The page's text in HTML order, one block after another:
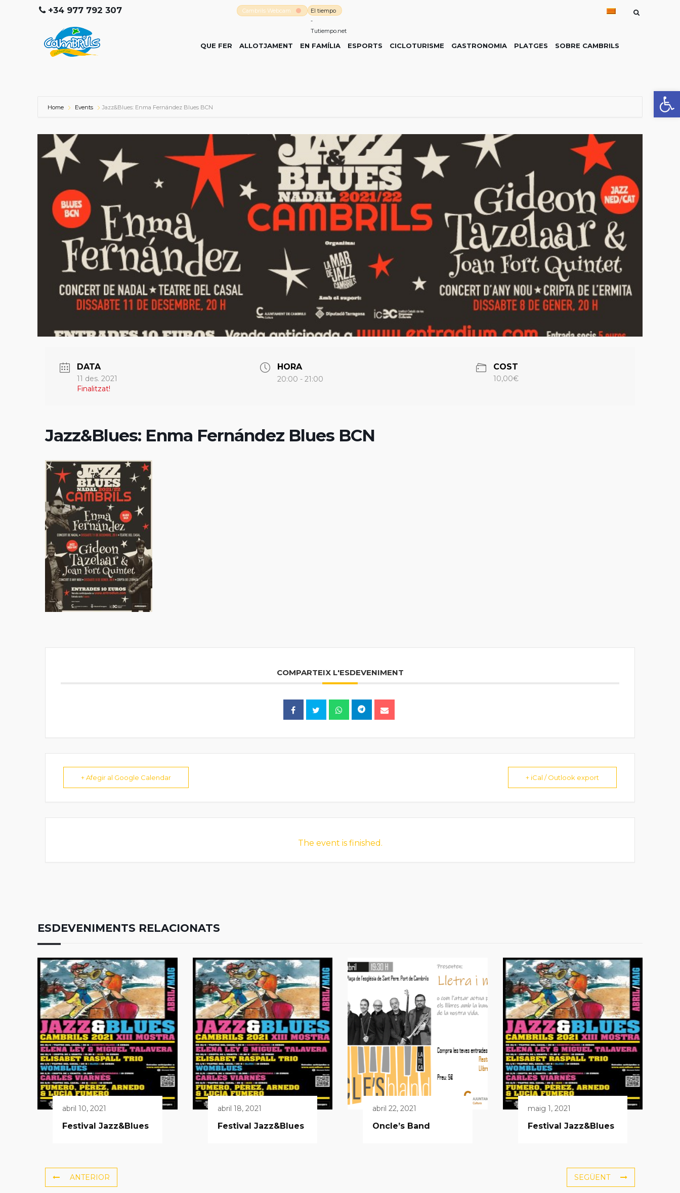
Obre
+34 977 792 307 Cambrils Webcam
El tiempo
-
Tutiempo.net
QUE FER ALLOTJAMENT EN FAMÍLIA ESPORTS CICLOTURISME GASTRONOMIA PLATGES SOBRE CAMBRILS
Home Events Jazz&Blues: Enma Fernández Blues BCN
DATA
11 des. 2021
Finalitzat!
HORA
20:00 - 21:00
COST
10,00€
Jazz&Blues: Enma Fernández Blues BCN
COMPARTEIX L'ESDEVENIMENT
+ Afegir al Google Calendar + iCal / Outlook export
The event is finished.
ESDEVENIMENTS RELACIONATS
abril 10, 2021
Festival Jazz&Blues
abril 18, 2021
Festival Jazz&Blues
abril 22, 2021
Oncle’s Band
maig 1, 2021
Festival Jazz&Blues
ANTERIOR SEGÜENT